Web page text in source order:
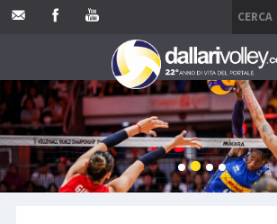
HOME
EDITORIALI